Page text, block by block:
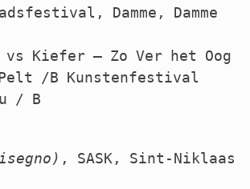
Damme, Damme
vs Kiefer – Zo Ver het Oog
/B Kunstenfestival
/ B
, SASK, Sint-Niklaas